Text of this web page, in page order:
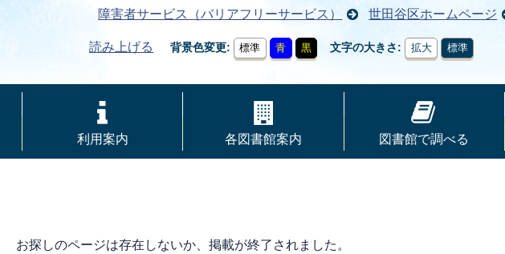
障害者サービス（バリアフリーサービス） 世田谷区ホームページ
読み上げる 背景色変更 標準 青 黒 文字の大きさ 拡大 標準
利用案内 各図書館案内 図書館で調べる
お探しのページは存在しないか、掲載が終了されました。